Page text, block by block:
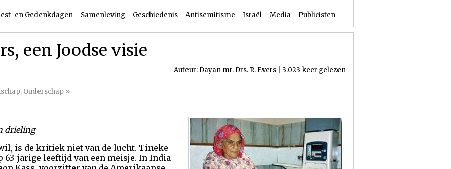
en Gedenkdagen Samenleving Geschiedenis Antisemitisme Israël Media Publicisten
een Joodse visie
Auteur: Dayan mr. Drs. R. Evers | 3.023 keer gelezen
, Ouderschap »
drieling
is de kritiek niet van de lucht. Tineke
jarige leeftijd van een meisje. In India